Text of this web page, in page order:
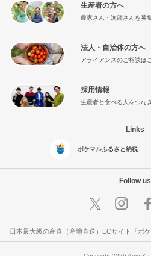
生産者の方へ
農家さん・漁師さんを募
法人・自治体の方へ
アライアンスのご相談は
採用情報
生産者と食べる人をつな
Links
ポケマルふるさと納税
Follow us
日本最大級の産直（産地直送）ECサイト『ポ